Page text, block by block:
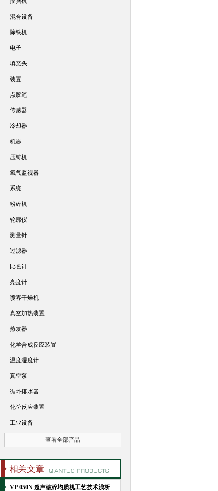
混合设备
除铁机
电子
填充头
装置
点胶笔
传感器
冷却器
机器
压铸机
氧气监视器
系统
粉碎机
轮廓仪
测量针
过滤器
比色计
亮度计
喷雾干燥机
真空加热装置
蒸发器
化学合成反应装置
温度湿度计
真空泵
循环排水器
化学反应装置
工业设备
查看全部产品
相关文章
VP-050N 超声破碎均质机工艺技术浅析